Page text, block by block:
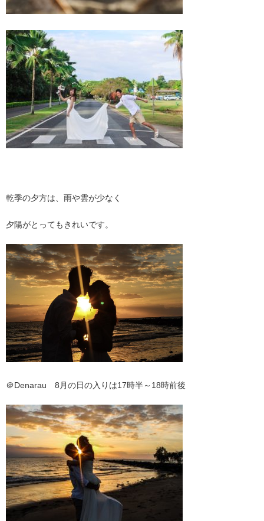
乾季の夕方は、雨や雲が少なく
夕陽がとってもきれいです。
＠Denarau 8月の日の入りは17時半～18時前後